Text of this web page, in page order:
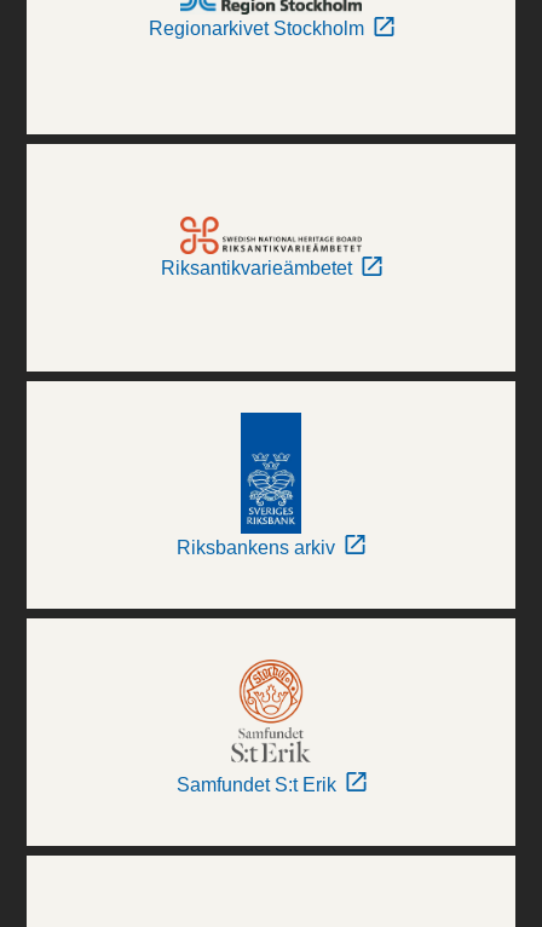
Regionarkivet Stockholm
Riksantikvarieämbetet
Riksbankens arkiv
Samfundet S:t Erik